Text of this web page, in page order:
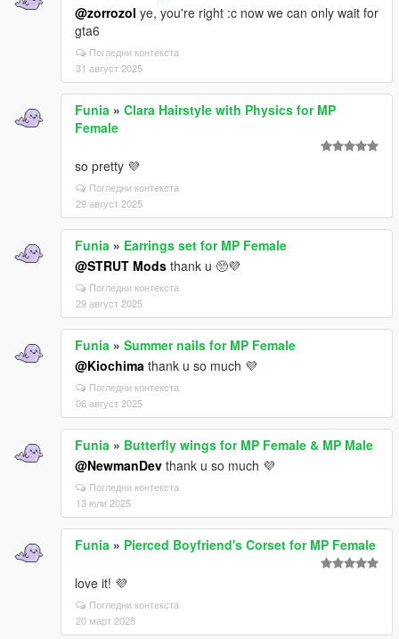
@zorrozol ye, you're right :c now we can only wait for
gta6
Погледни контекста
31 август 2025
Funia » Clara Hairstyle with Physics for MP
Female
so pretty 💜
Погледни контекста
29 август 2025
Funia » Earrings set for MP Female
@STRUT Mods thank u 🥺💜
Погледни контекста
29 август 2025
Funia » Summer nails for MP Female
@Kiochima thank u so much 💜
Погледни контекста
06 август 2025
Funia » Butterfly wings for MP Female & MP Male
@NewmanDev thank u so much 💜
Погледни контекста
13 юли 2025
Funia » Pierced Boyfriend's Corset for MP Female
love it! 💜
Погледни контекста
20 март 2025